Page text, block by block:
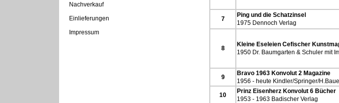
Nachverkauf
Einlieferungen
Impressum
7
Ping und die Schatzinsel
1975 Dennoch Verlag
8
Kleine Eseleien Cefischer
1950 Dr. Baumgarten & Schuler mit
9
Bravo 1963 Konvolut 2 Magazine
1956 - heute Kindler/Springer/
10
Prinz Eisenherz Konvolut 6 Bücher
1953 - 1963 Badischer Verlag